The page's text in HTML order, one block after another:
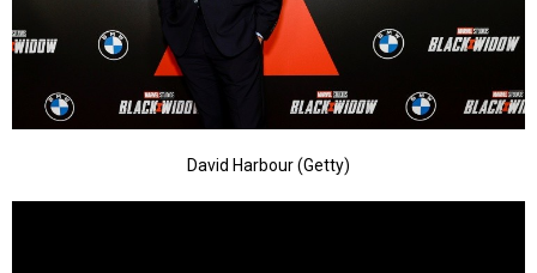
David Harbour (Getty)